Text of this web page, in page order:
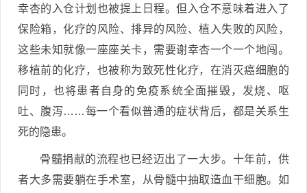
幸杏的入仓计划也被提上日程。但入仓不意味着进入了
保险箱，化疗的风险、排异的风险、植入失败的风险，
这些未知就像一座座关卡，需要谢幸杏一个一个地闯。
移植前的化疗，也被称为致死性化疗，在消灭癌细胞的
同时，也将患者自身的免疫系统全面摧毁，发烧、呕
吐、腹泻……每一个看似普通的症状背后，都是关系生
死的隐患。
骨髓捐献的流程也已经迈出了一大步。十年前，供
者大多需要躺在手术室，从骨髓中抽取造血干细胞。如